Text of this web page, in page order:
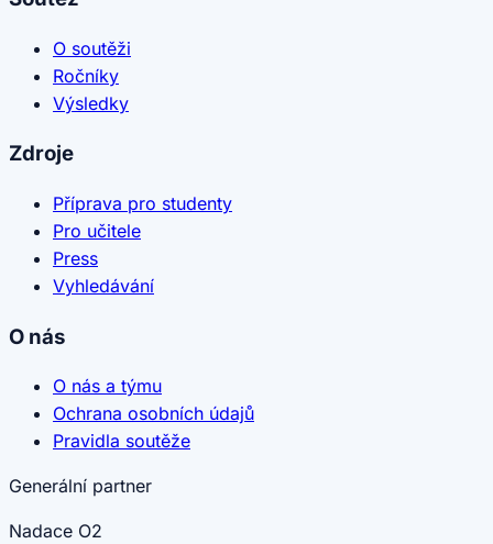
O soutěži
Ročníky
Výsledky
Zdroje
Příprava pro studenty
Pro učitele
Press
Vyhledávání
O nás
O nás a týmu
Ochrana osobních údajů
Pravidla soutěže
Generální partner
Nadace O2